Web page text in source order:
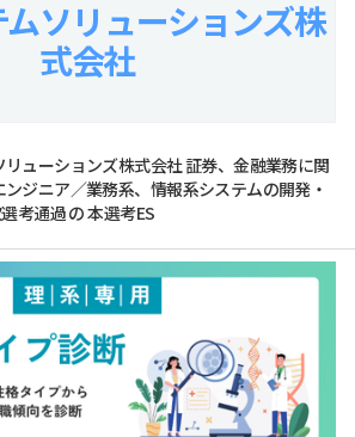
ソリューションズ株
式会社
リューションズ株式会社 証券、金融業務に関
ジニア／業務系、情報系システムの開発・
考通過 の 本選考ES